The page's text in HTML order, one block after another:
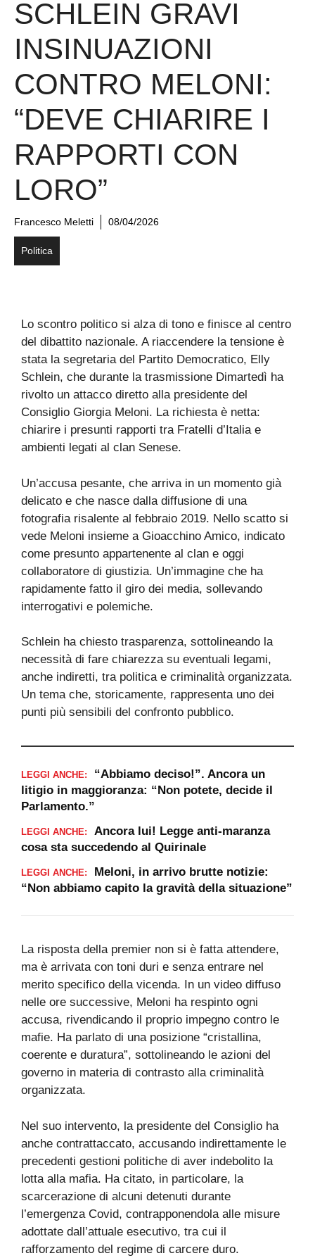
SCHLEIN GRAVI
INSINUAZIONI
CONTRO MELONI:
“DEVE CHIARIRE I
RAPPORTI CON
LORO”
Francesco Meletti 08/04/2026
Politica
Lo scontro politico si alza di tono e finisce al centro
del dibattito nazionale. A riaccendere la tensione è
stata la segretaria del Partito Democratico, Elly
Schlein, che durante la trasmissione Dimartedì ha
rivolto un attacco diretto alla presidente del
Consiglio Giorgia Meloni. La richiesta è netta:
chiarire i presunti rapporti tra Fratelli d’Italia e
ambienti legati al clan Senese.
Un’accusa pesante, che arriva in un momento già
delicato e che nasce dalla diffusione di una
fotografia risalente al febbraio 2019. Nello scatto si
vede Meloni insieme a Gioacchino Amico, indicato
come presunto appartenente al clan e oggi
collaboratore di giustizia. Un’immagine che ha
rapidamente fatto il giro dei media, sollevando
interrogativi e polemiche.
Schlein ha chiesto trasparenza, sottolineando la
necessità di fare chiarezza su eventuali legami,
anche indiretti, tra politica e criminalità organizzata.
Un tema che, storicamente, rappresenta uno dei
punti più sensibili del confronto pubblico.
LEGGI ANCHE:
“Abbiamo deciso!”. Ancora un
litigio in maggioranza: “Non potete, decide il
Parlamento.”
LEGGI ANCHE:
Ancora lui! Legge anti-maranza
cosa sta succedendo al Quirinale
LEGGI ANCHE:
Meloni, in arrivo brutte notizie:
“Non abbiamo capito la gravità della situazione”
La risposta della premier non si è fatta attendere,
ma è arrivata con toni duri e senza entrare nel
merito specifico della vicenda. In un video diffuso
nelle ore successive, Meloni ha respinto ogni
accusa, rivendicando il proprio impegno contro le
mafie. Ha parlato di una posizione “cristallina,
coerente e duratura”, sottolineando le azioni del
governo in materia di contrasto alla criminalità
organizzata.
Nel suo intervento, la presidente del Consiglio ha
anche contrattaccato, accusando indirettamente le
precedenti gestioni politiche di aver indebolito la
lotta alla mafia. Ha citato, in particolare, la
scarcerazione di alcuni detenuti durante
l’emergenza Covid, contrapponendola alle misure
adottate dall’attuale esecutivo, tra cui il
rafforzamento del regime di carcere duro.